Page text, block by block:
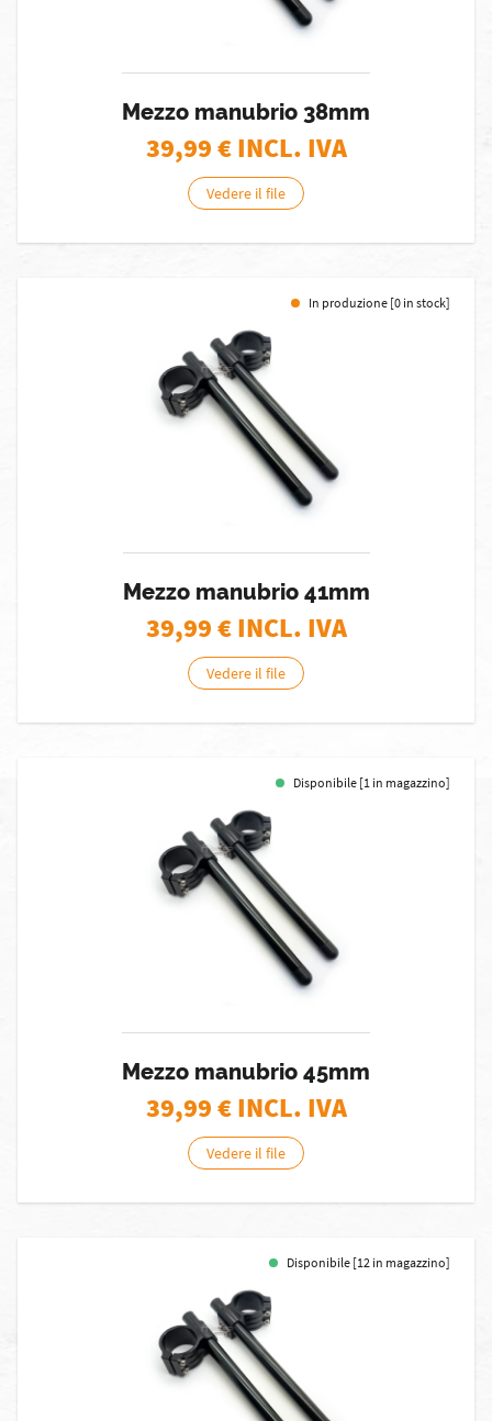
Mezzo manubrio 38mm
39,99€ INCL. IVA
Vedere il file
In produzione [0 in stock]
Mezzo manubrio 41mm
39,99€ INCL. IVA
Vedere il file
Disponibile [1 in magazzino]
Mezzo manubrio 45mm
39,99€ INCL. IVA
Vedere il file
Disponibile [12 in magazzino]